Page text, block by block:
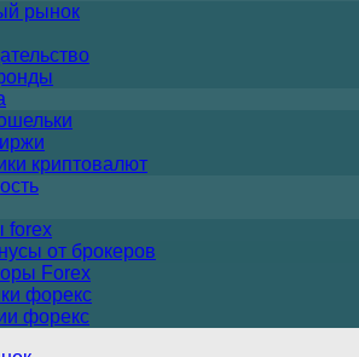
рынок
криптовалют
forex
от брокеров
Forex
форекс
форекс